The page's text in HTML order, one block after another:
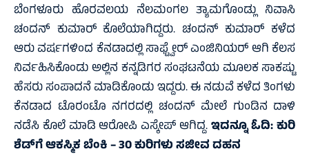
ಬೆಂಗಳೂರು ಹೊರವಲಯ ನೆಲಮಂಗಲ ತ್ಯಾಮಗೊಂಡ್ಲು ನಿವಾಸಿ
ಚಂದನ್ ಕುಮಾರ್ ಕೊಲೆಯಾಗಿದ್ದರು. ಚಂದನ್ ಕುಮಾರ್ ಕಳೆದ
ಆರು ವರ್ಷಗಳಿಂದ ಕೆನಡಾದಲ್ಲಿ ಸಾಫ್ಟ್ವೇರ್ ಎಂಜಿನಿಯರ್ ಆಗಿ ಕೆಲಸ
ನಿರ್ವಹಿಸಿಕೊಂಡು ಅಲ್ಲಿನ ಕನ್ನಡಿಗರ ಸಂಘಟನೆಯ ಮೂಲಕ ಸಾಕಷ್ಟು
ಹೆಸರು ಸಂಪಾದನೆ ಮಾಡಿಕೊಂಡು ಇದ್ದರು. ಈ ನಡುವೆ ಕಳೆದ ತಿಂಗಳು
ಕೆನಡಾದ ಟೊರಂಟೊ ನಗರದಲ್ಲಿ ಚಂದನ್ ಮೇಲೆ ಗುಂಡಿನ ದಾಳಿ
ನಡೆಸಿ ಕೊಲೆ ಮಾಡಿ ಆರೋಪಿ ಎಸ್ಕೇಪ್ ಆಗಿದ್ದ.ಇದನ್ನೂ ಓದಿ:ಕುರಿ
ಶೆಡ್‌ಗೆ ಆಕಸ್ಮಿಕ ಬೆಂಕಿ – 30 ಕುರಿಗಳು ಸಜೀವ ದಹನ